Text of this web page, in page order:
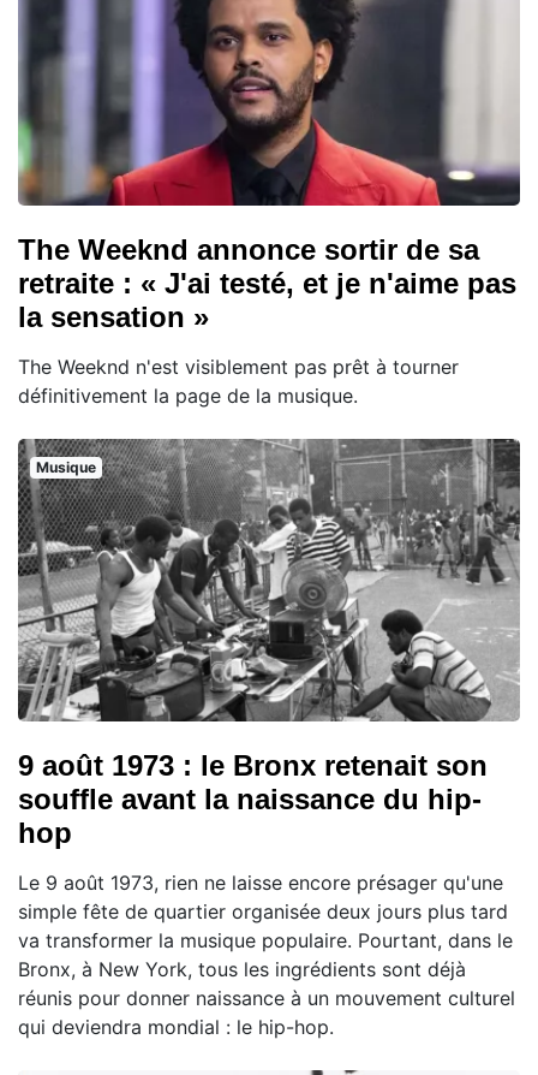
The Weeknd annonce sortir de sa
retraite : « J'ai testé, et je n'aime pas
la sensation »
The Weeknd n'est visiblement pas prêt à tourner
définitivement la page de la musique.
Musique
9 août 1973 : le Bronx retenait son
souffle avant la naissance du hip-
hop
Le 9 août 1973, rien ne laisse encore présager qu'une
simple fête de quartier organisée deux jours plus tard
va transformer la musique populaire. Pourtant, dans le
Bronx, à New York, tous les ingrédients sont déjà
réunis pour donner naissance à un mouvement culturel
qui deviendra mondial : le hip-hop.